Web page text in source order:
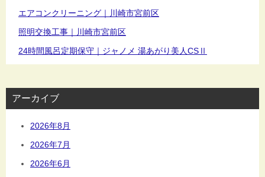
エアコンクリーニング｜川崎市宮前区
照明交換工事｜川崎市宮前区
24時間風呂定期保守｜ジャノメ 湯あがり美人CSⅡ
アーカイブ
2026年8月
2026年7月
2026年6月